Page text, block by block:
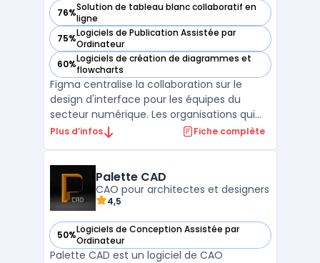
76%Solution de tableau blanc collaboratif en
ligne
— voir Figma dans cette catégorie
75%Logiciels de Publication Assistée par
Ordinateur
— voir Figma dans cette catégorie
60%Logiciels de création de diagrammes et
flowcharts
— voir Figma dans cette catégorie
Figma centralise la collaboration sur le
design d'interface pour les équipes du
secteur numérique. Les organisations qui
pilotent plusieurs projets web ou mobiles
projets. Travailler en simultané sur un
même fichi ...
Plus d’infos Fiche complète
Palette CAD
CAO pour architectes et designers
4,5
50%Logiciels de Conception Assistée par
Ordinateur
— voir Palette CAD dans cette catégorie
Palette CAD est un logiciel de CAO